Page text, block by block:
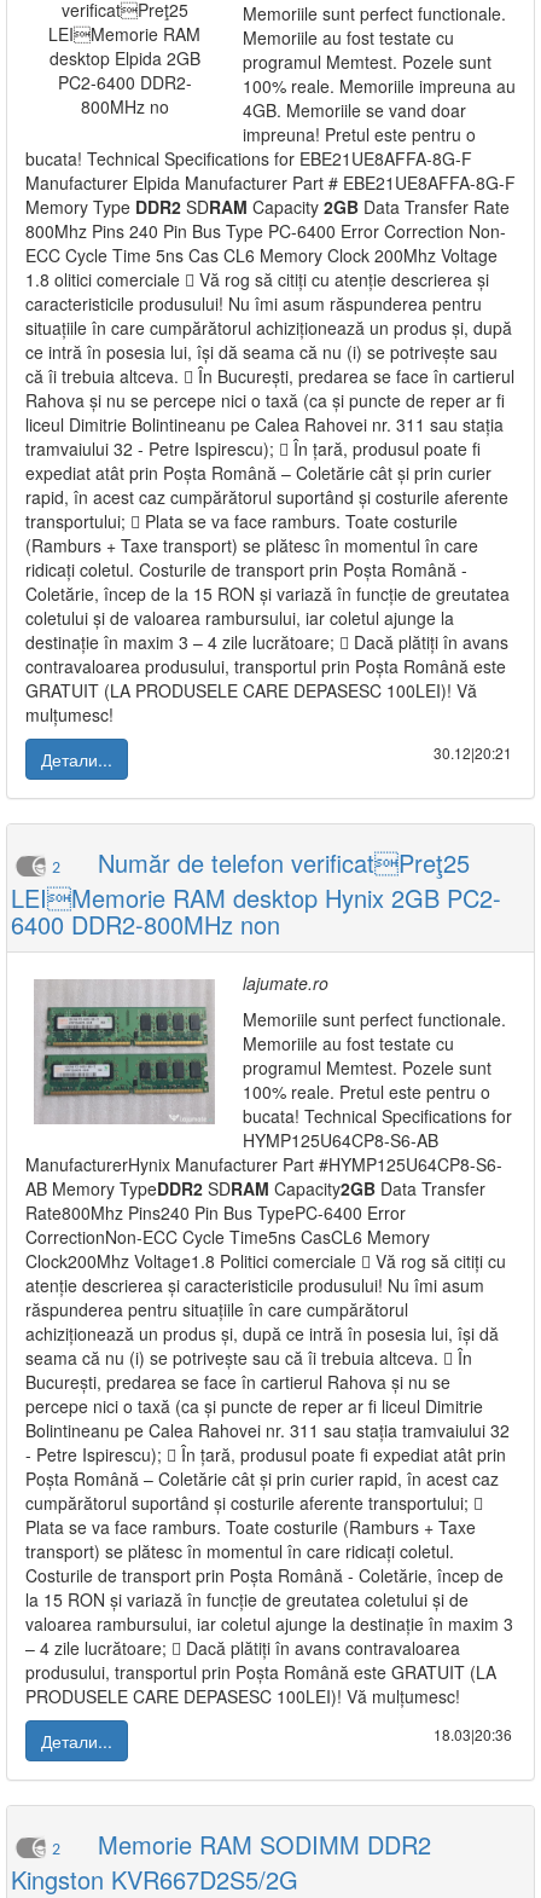
Memoriile sunt perfect functionale.
Memoriile au fost testate cu
programul Memtest. Pozele sunt
100% reale. Memoriile impreuna au
4GB. Memoriile se vand doar
impreuna! Pretul este pentru o
bucata! Technical Specifications for EBE21UE8AFFA-8G-F
Manufacturer Elpida Manufacturer Part # EBE21UE8AFFA-8G-F
Memory Type DDR2 SDRAM Capacity 2GB Data Transfer Rate
800Mhz Pins 240 Pin Bus Type PC-6400 Error Correction Non-
ECC Cycle Time 5ns Cas CL6 Memory Clock 200Mhz Voltage
1.8 olitici comerciale  Vă rog să citiți cu atenție descrierea și
caracteristicile produsului! Nu îmi asum răspunderea pentru
situațiile în care cumpărătorul achiziționează un produs și, după
ce intră în posesia lui, își dă seama că nu (i) se potrivește sau
că îi trebuia altceva.  În București, predarea se face în cartierul
Rahova și nu se percepe nici o taxă (ca și puncte de reper ar fi
liceul Dimitrie Bolintineanu pe Calea Rahovei nr. 311 sau stația
tramvaiului 32 - Petre Ispirescu);  În țară, produsul poate fi
expediat atât prin Poșta Română – Coletărie cât și prin curier
rapid, în acest caz cumpărătorul suportând și costurile aferente
transportului;  Plata se va face ramburs. Toate costurile
(Ramburs + Taxe transport) se plătesc în momentul în care
ridicați coletul. Costurile de transport prin Poșta Română -
Coletărie, încep de la 15 RON și variază în funcție de greutatea
coletului și de valoarea rambursului, iar coletul ajunge la
destinație în maxim 3 – 4 zile lucrătoare;  Dacă plătiți în avans
contravaloarea produsului, transportul prin Poșta Română este
GRATUIT (LA PRODUSELE CARE DEPASESC 100LEI)! Vă
mulțumesc!
Детали...
30.12|20:21
2
Număr de telefon verificatPreţ25
LEIMemorie RAM desktop Hynix 2GB PC2-
6400 DDR2-800MHz non
lajumate.ro
Memoriile sunt perfect functionale.
Memoriile au fost testate cu
programul Memtest. Pozele sunt
100% reale. Pretul este pentru o
bucata! Technical Specifications for
HYMP125U64CP8-S6-AB
ManufacturerHynix Manufacturer Part #HYMP125U64CP8-S6-
AB Memory TypeDDR2 SDRAM Capacity2GB Data Transfer
Rate800Mhz Pins240 Pin Bus TypePC-6400 Error
CorrectionNon-ECC Cycle Time5ns CasCL6 Memory
Clock200Mhz Voltage1.8 Politici comerciale  Vă rog să citiți cu
atenție descrierea și caracteristicile produsului! Nu îmi asum
răspunderea pentru situațiile în care cumpărătorul
achiziționează un produs și, după ce intră în posesia lui, își dă
seama că nu (i) se potrivește sau că îi trebuia altceva.  În
București, predarea se face în cartierul Rahova și nu se
percepe nici o taxă (ca și puncte de reper ar fi liceul Dimitrie
Bolintineanu pe Calea Rahovei nr. 311 sau stația tramvaiului 32
- Petre Ispirescu);  În țară, produsul poate fi expediat atât prin
Poșta Română – Coletărie cât și prin curier rapid, în acest caz
cumpărătorul suportând și costurile aferente transportului; 
Plata se va face ramburs. Toate costurile (Ramburs + Taxe
transport) se plătesc în momentul în care ridicați coletul.
Costurile de transport prin Poșta Română - Coletărie, încep de
la 15 RON și variază în funcție de greutatea coletului și de
valoarea rambursului, iar coletul ajunge la destinație în maxim 3
– 4 zile lucrătoare;  Dacă plătiți în avans contravaloarea
produsului, transportul prin Poșta Română este GRATUIT (LA
PRODUSELE CARE DEPASESC 100LEI)! Vă mulțumesc!
Детали...
18.03|20:36
2
Memorie RAM SODIMM DDR2
Kingston KVR667D2S5/2G